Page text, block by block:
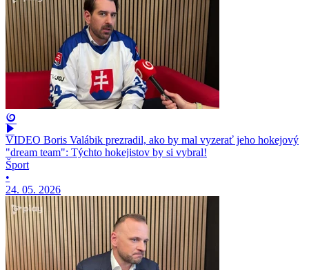
VIDEO Boris Valábik prezradil, ako by mal vyzerať jeho hokejový
"dream team": Týchto hokejistov by si vybral!
Šport
•
24. 05. 2026